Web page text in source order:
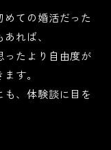
めての婚活だった
れば、
ったより自由度が
す。
、体験談に目を